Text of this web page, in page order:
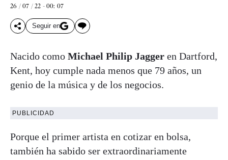
26 / 07 / 22 - 00: 07
Seguir en
Nacido como Michael Philip Jagger en Dartford,
Kent, hoy cumple nada menos que 79 años, un
genio de la música y de los negocios.
PUBLICIDAD
Porque el primer artista en cotizar en bolsa,
también ha sabido ser extraordinariamente